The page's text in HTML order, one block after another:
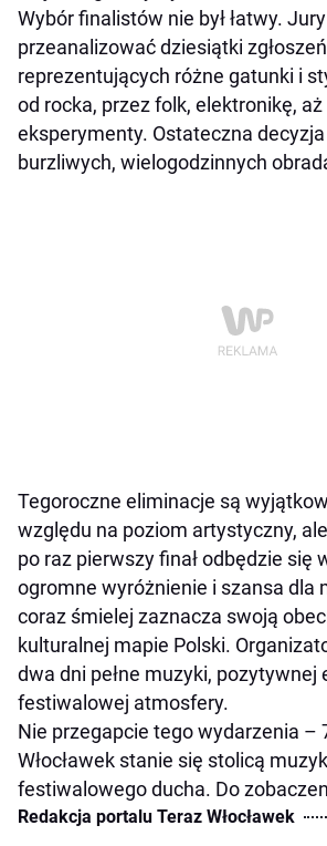
Wybór finalistów nie był łatwy.
przeanalizować dziesiątki
reprezentujących różne gatunki i
od rocka, przez folk, elektronikę,
eksperymenty. Ostateczna decyzja
burzliwych, wielogodzinnych
Tegoroczne eliminacje są
względu na poziom artystyczny,
po raz pierwszy finał odbędzie się
ogromne wyróżnienie i szansa dla
coraz śmielej zaznacza swoją
kulturalnej mapie Polski.
dwa dni pełne muzyki, pozytywnej
festiwalowej atmosfery.
Nie przegapcie tego wydarzenia –
Włocławek stanie się stolicą
festiwalowego ducha. Do
Redakcja portalu Teraz Włocławek